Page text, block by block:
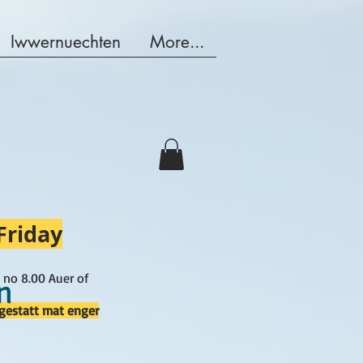
Iwwernuechten More...
8.00 Auer of
mat enger